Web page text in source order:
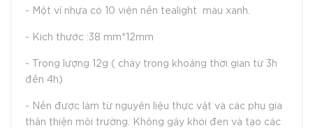
- Một vỉ nhựa có 10 viên nến tealight màu xanh.
- Kích thước :38 mm*12mm
- Trọng lượng 12g ( cháy trong khoảng thời gian từ 3h
đến 4h)
- Nến được làm từ nguyên liệu thực vật và các phụ gia
thân thiện môi trường. Không gây khói đen và tạo các